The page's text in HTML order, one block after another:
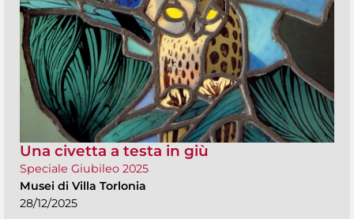
Una civetta a testa in giù
Speciale Giubileo 2025
Musei di Villa Torlonia
28/12/2025